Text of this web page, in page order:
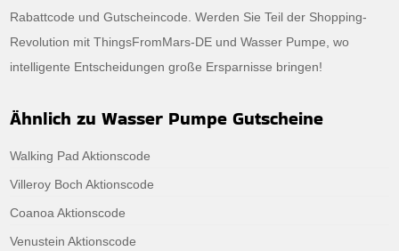
Rabattcode und Gutscheincode. Werden Sie Teil der Shopping-
Revolution mit ThingsFromMars-DE und Wasser Pumpe, wo
intelligente Entscheidungen große Ersparnisse bringen!
Ähnlich zu Wasser Pumpe Gutscheine
Walking Pad Aktionscode
Villeroy Boch Aktionscode
Coanoa Aktionscode
Venustein Aktionscode